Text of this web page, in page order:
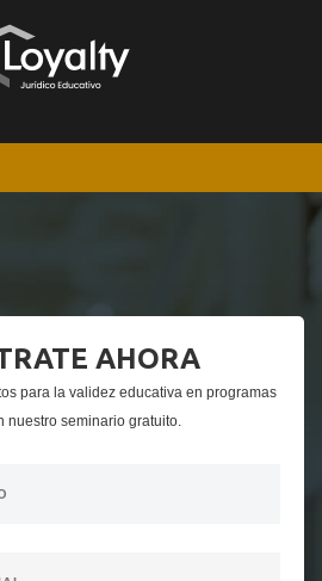
AHORA
para la validez educativa en programas
nuestro seminario gratuito.